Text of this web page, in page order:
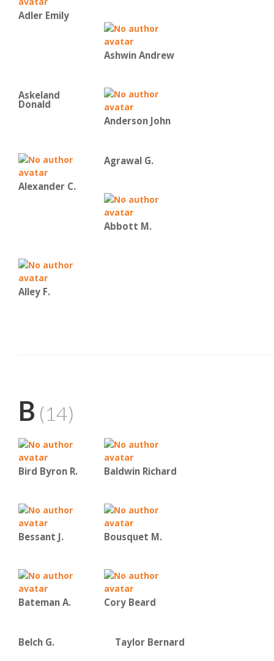
Adler Emily
Ashwin Andrew
Askeland
Donald
Anderson John
Alexander C.
Agrawal G.
Abbott M.
Alley F.
B (14)
Bird Byron R. Baldwin Richard
Bessant J. Bousquet M.
Bateman Α. Cory Beard
Belch G. Taylor Bernard